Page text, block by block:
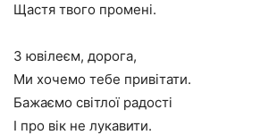
Щастя твого промені.
З ювілеєм, дорога,
Ми хочемо тебе привітати.
Бажаємо світлої радості
І про вік не лукавити.